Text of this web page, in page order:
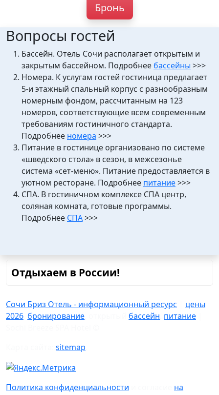
Бронь
Вопросы гостей
Бассейн. Отель Сочи располагает открытым и
закрытым бассейном. Подробнее бассейны >>>
Номера. К услугам гостей гостиница предлагает
5-и этажный спальный корпус с разнообразным
номерным фондом, рассчитанным на 123
номеров, соответствующие всем современным
требованиям гостиничного стандарта.
Подробнее номера >>>
Питание в гостинице организовано по системе
«шведского стола» в сезон, в межсезонье
система «сет-меню». Питание предоставляется в
уютном ресторане. Подробнее питание>>>
СПА. В гостиничном комплексе СПА центр,
соляная комната, готовые программы.
Подробнее СПА>>>
Отдыхаем в России!
Сочи Бриз Отель - информационный ресурс
цены
2026 бронирование бассейн питание
sitemap
Политика конфиденциальности
на